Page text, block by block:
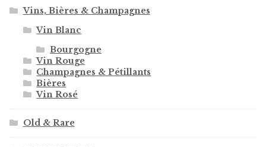
Vins, Bières & Champagnes
Vin Blanc
Bourgogne
Vin Rouge
Champagnes & Pétillants
Bières
Vin Rosé
Old & Rare